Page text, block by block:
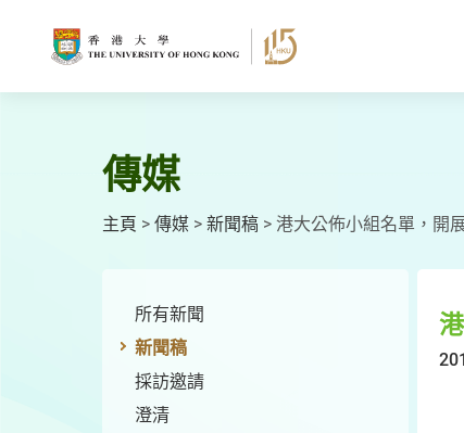
傳媒
主頁 > 傳媒 > 新聞稿 > 港大公佈小組名單，開
所有新聞
新聞稿
採訪邀請
澄清